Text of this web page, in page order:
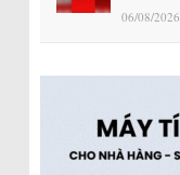
06/08/2026